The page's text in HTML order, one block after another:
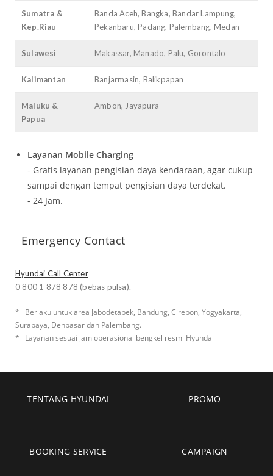
Sumatra &
Kep.Riau
Banda Aceh, Bangka, Bandar Lampung,
Pekanbaru, Padang, Palembang, Medan
Sulawesi Makassar, Manado, Palu, Gorontalo
Kalimantan Banjarmasin, Balikpapan
Maluku &
Papua
Ambon, Jayapura
Layanan Mobile Charging
- Gratis layanan pengisian daya kendaraan, agar cukup
sampai dengan tempat pengisian daya terdekat.
- 24 Jam.
Emergency Contact
Hyundai Call Center
0 800 1 878 878 (bebas pulsa).
* Berlaku untuk area Jabodetabek, Bandung, Cirebon, Yogyakarta,
Surabaya, Denpasar dan Palembang.
* Layanan sesuai jam operasional bengkel resmi Hyundai
TENTANG HYUNDAI PROMO
BOOKING SERVICE CAMPAIGN